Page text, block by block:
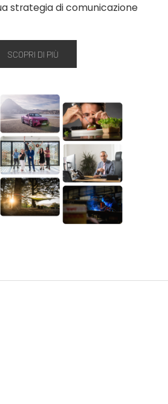
strategia di comunicazione
SCOPRI DI PIÙ